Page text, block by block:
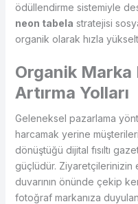
ödüllendirme sistemiyle
neon tabela stratejisi
organik olarak hızla
Organik
Artırma Yolları
Geleneksel pazarlama
harcamak yerine
dönüştüğü dijital fısıltı
güçlüdür. Ziyaretçilerinizin
duvarının önünde çekip
fotoğraf markanıza